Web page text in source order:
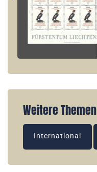
Weitere Themen
International